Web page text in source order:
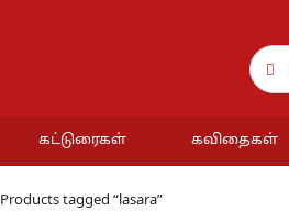
Search
for:
Search
கட்டுரைகள் கவிதைகள்
Products tagged “lasara”